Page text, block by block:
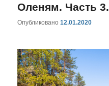
Оленям. Часть 3.
Опубликовано12.01.2020